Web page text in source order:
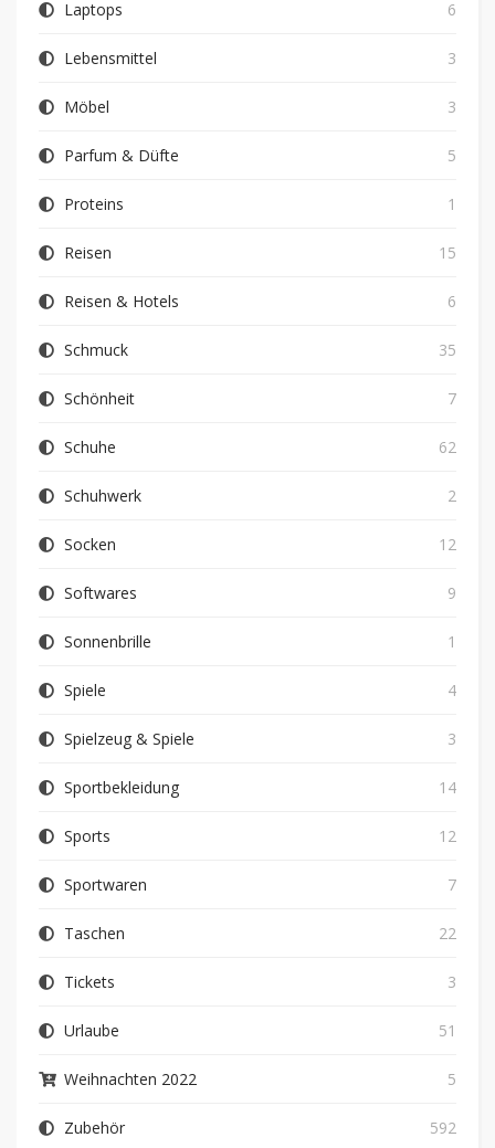
Laptops 6
Lebensmittel 3
Möbel 3
Parfum & Düfte 5
Proteins 1
Reisen 15
Reisen & Hotels 6
Schmuck 35
Schönheit 7
Schuhe 62
Schuhwerk 2
Socken 12
Softwares 9
Sonnenbrille 1
Spiele 4
Spielzeug & Spiele 3
Sportbekleidung 14
Sports 12
Sportwaren 7
Taschen 22
Tickets 3
Urlaube 51
Weihnachten 2022 5
Zubehör 592